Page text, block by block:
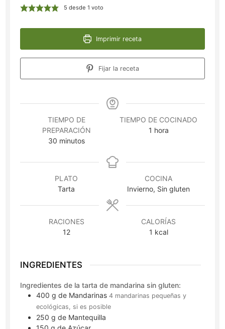
5 desde 1 voto
Imprimir receta
Fijar la receta
TIEMPO DE
PREPARACIÓN
30minutos
minutos
TIEMPO DE COCINADO
1 hora
hora
PLATO
Tarta
COCINA
Invierno, Sin gluten
RACIONES
12
CALORÍAS
1 kcal
INGREDIENTES
Ingredientes de la tarta de mandarina sin gluten:
400 g de Mandarinas4 mandarinas pequeñas y
ecológicas, si es posible
250 g de Mantequilla